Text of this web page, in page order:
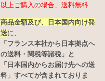
以上ご購入の場合、送料無料
商品金額及び、日本国内向け発
送に、
「フランス本社から日本拠点へ
の送料・関税等諸税」と
「日本国内からお届け先への送
料」すべてが含まれておりま